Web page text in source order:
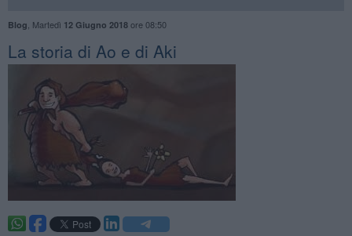
Blog Martedì 12 Giugno 2018ore 08:50
La storia di Ao e di Aki